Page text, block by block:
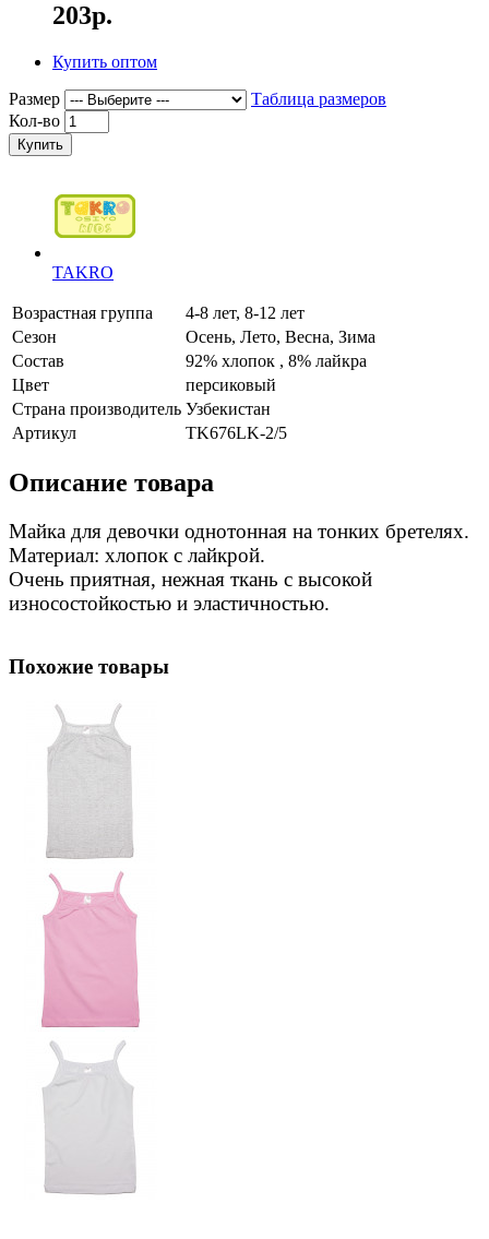
203р.
Купить оптом
Размер
Таблица размеров
Кол-во
Купить
TAKRO
Возрастная группа
4-8 лет, 8-12 лет
Сезон
Осень, Лето, Весна, Зима
Состав
92% хлопок , 8% лайкра
Цвет
персиковый
Страна производитель Узбекистан
Артикул
TK676LK-2/5
Описание товара
Майка для девочки однотонная на тонких бретелях.
Материал: хлопок с лайкрой.
Очень приятная, нежная ткань с высокой
износостойкостью и эластичностью.
Похожие товары